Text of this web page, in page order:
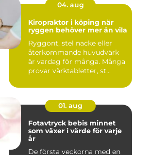
04. aug
Kiropraktor i köping när
ryggen behöver mer än vila
Ryggont, stel nacke eller
återkommande huvudvärk
är vardag för många. Många
provar värktabletter, st...
01. aug
Fotavtryck bebis minnet
som växer i värde för varje
år
De första veckorna med en